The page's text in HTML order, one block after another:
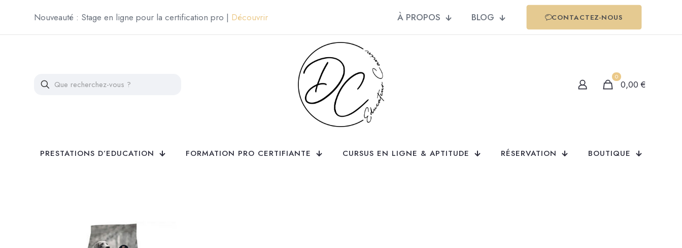
Nouveauté : Stage en ligne pour la certification pro | Découvrir À PROPOS BLOG CONTACTEZ-NOUS
0
0,00€
PRESTATIONS D’EDUCATION FORMATION PRO CERTIFIANTE CURSUS EN LIGNE & APTITUDE RÉSERVATION BOUTIQUE